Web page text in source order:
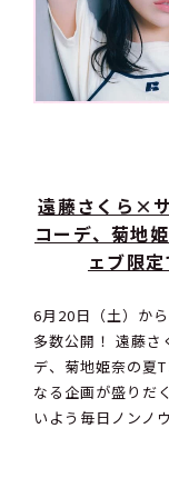
遠藤さくら×
コーデ、菊地
ェブ限
6月20日（土）か
多数公開！ 遠藤
デ、菊地姫奈の夏
なる企画が盛りだ
いよう毎日ノンノ